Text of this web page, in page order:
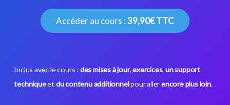
Accéder au cours :39,90€ TTC
Inclus avec le cours : des mises à jour,exercices,un support
techniqueet du contenu additionnelpour allerencore plus loin.